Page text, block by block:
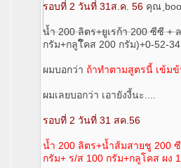
รอบที่ 2 วันที่ 31ส.ค. 56 คุณ
น้ำ 200 ลิตร+ยูเรก้า 200 ซีซี +
กรัม+กลูโึคส 200 กรัม)+0-52-
ผมบอกว่า ถ้าทำตามสูตรนี้ เข้ม
ผมเลยบอกว่า เอายังงี้นะ....
รอบที่ 2 วันที่ 31 สค.56
น้ำ 200 ลิตร+น้ำส้มสายชู 200 ซี
กรัม+ ร/ส 100 กรัม+กลูโคส ผง